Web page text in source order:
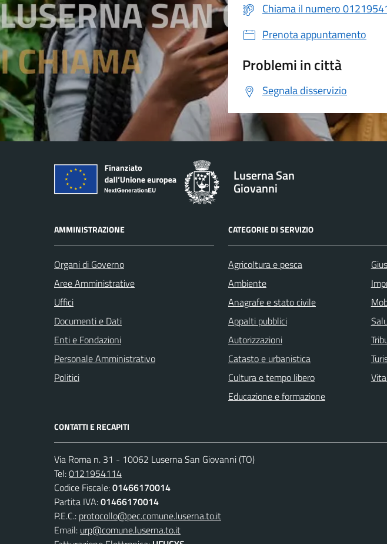
Chiama il numero
Prenota appuntamento
Problemi in città
Segnala disservizio
Luserna San
Giovanni
AMMINISTRAZIONE
Organi di Governo
Aree Amministrative
Uffici
Documenti e Dati
Enti e Fondazioni
Personale Amministrativo
Politici
CATEGORIE DI SERVIZIO
Agricoltura e pesca
Ambiente
Anagrafe e stato civile
Appalti pubblici
Autorizzazioni
Catasto e urbanistica
Cultura e tempo libero
Educazione e formazione
CONTATTI E RECAPITI
Via Roma n. 31 - 10062 Luserna San Giovanni (TO)
Tel:0121954114
Codice Fiscale:01466170014
Partita IVA:01466170014
P.E.C.: protocollo@pec.comune.luserna.to.it
Email: urp@comune.luserna.to.it